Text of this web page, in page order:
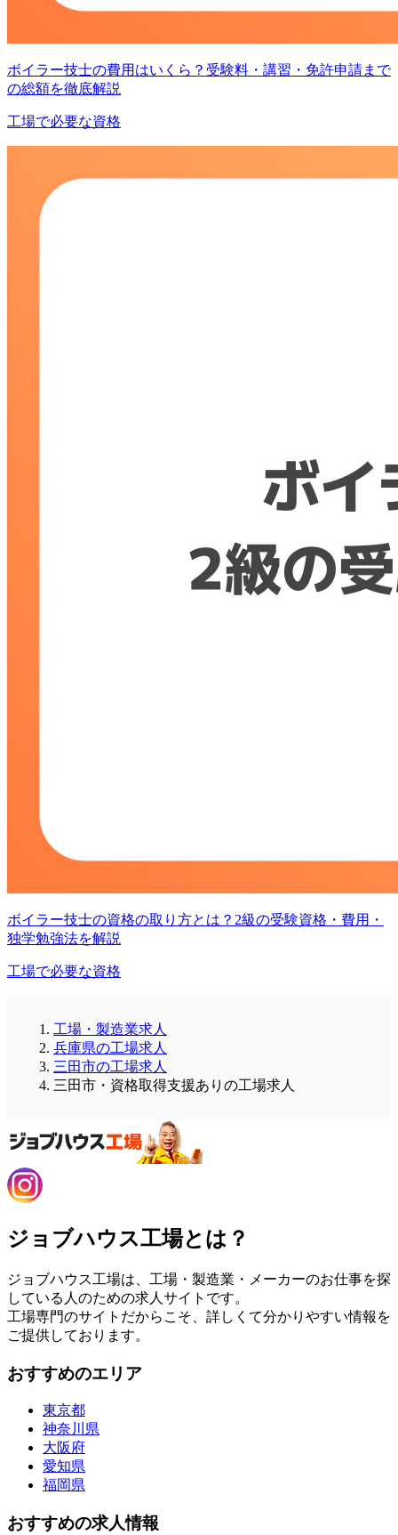
ボイラー技士の費用はいくら？受験料・講習・免許申請まで
の総額を徹底解説
工場で必要な資格
ボイラー技士の資格の取り方とは？2級の受験資格・費用・
独学勉強法を解説
工場で必要な資格
工場・製造業求人
兵庫県の工場求人
三田市の工場求人
三田市・資格取得支援ありの工場求人
ジョブハウス工場とは？
ジョブハウス工場は、工場・製造業・メーカーのお仕事を探
している人のための求人サイトです。
工場専門のサイトだからこそ、詳しくて分かりやすい情報を
ご提供しております。
おすすめのエリア
東京都
神奈川県
大阪府
愛知県
福岡県
おすすめの求人情報